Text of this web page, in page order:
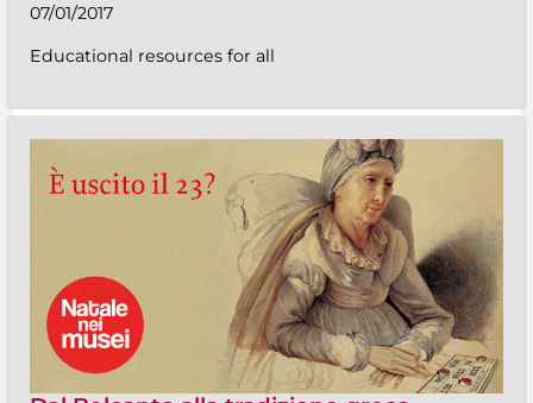
07/01/2017
Educational resources for all